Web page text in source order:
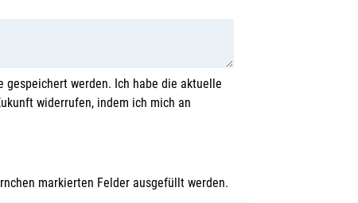
werden. Ich habe die aktuelle
widerrufen, indem ich mich an
markierten Felder ausgefüllt werden.